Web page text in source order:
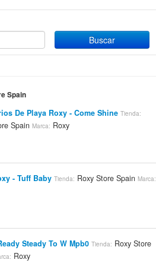
Spain
De Playa Roxy - Come Shine Tienda:
Spain Marca: Roxy
- Tuff Baby Tienda: Roxy Store Spain Marca:
Steady To W Mpb0 Tienda: Roxy Store
Roxy